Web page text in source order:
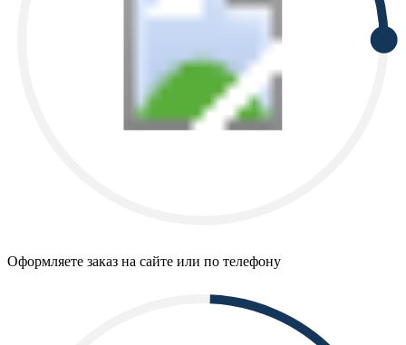
Оформляете заказ на сайте или по телефону